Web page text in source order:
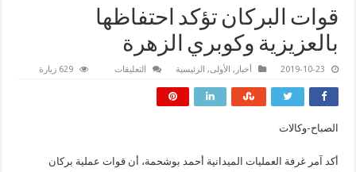
قوات البركان تؤكد احتفاظها
بالعزيزية وكوبري الزهرة
2019-10-23 أخبار , الأولى, الرئيسية التعليقات 629 زيارة
الصباح-وكالات
أكد آمر غرفة العمليات الميدانية أحمد بوشحمة، أن قوات عملية بركان